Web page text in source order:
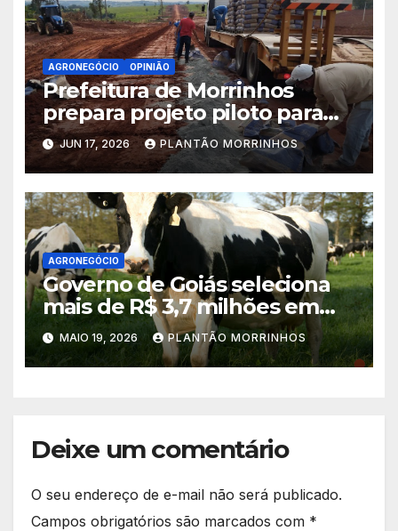
AGRONEGÓCIO OPINIÃO
Prefeitura de Morrinhos
prepara projeto piloto para
aplicação de solo-cimento em
estradas vicinais
JUN 17, 2026 PLANTÃO MORRINHOS
AGRONEGÓCIO
Governo de Goiás seleciona
mais de R$ 3,7 milhões em
propostas no PAA Leite 2026
MAIO 19, 2026 PLANTÃO MORRINHOS
Deixe um comentário
O seu endereço de e-mail não será publicado.
Campos obrigatórios são marcados com *